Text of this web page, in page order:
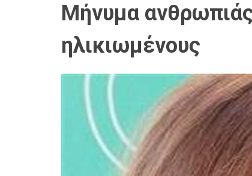
Μήνυμα
ηλικιωμένους